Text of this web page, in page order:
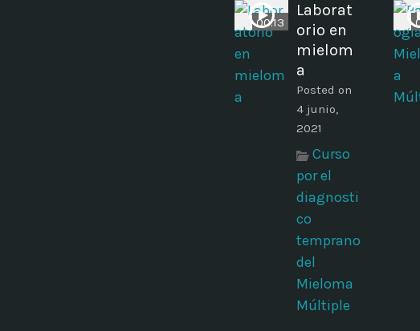
00:13
Laborat
orio en
mielom
a
Posted on
4 junio,
2021
Curso
por el
diagnosti
co
temprano
del
Mieloma
Múltiple